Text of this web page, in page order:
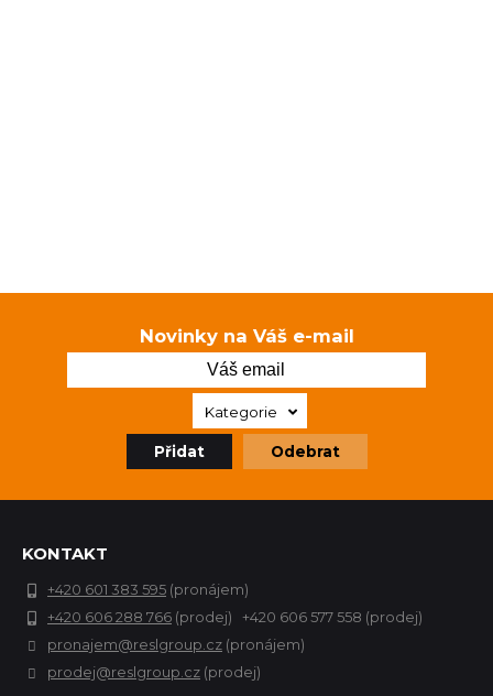
Novinky na Váš e-mail
Kategorie
Přidat Odebrat
KONTAKT
+420 601 383 595 (pronájem)
+420 606 288 766 (prodej) +420 606 577 558 (prodej)
pronajem@reslgroup.cz (pronájem)
prodej@reslgroup.cz (prodej)